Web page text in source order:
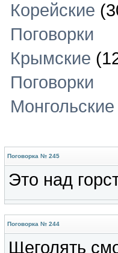
Корейские
Поговорки
Крымские
Поговорки
Монгольские
Поговорка № 245
Это над
Поговорка № 244
Щеголять